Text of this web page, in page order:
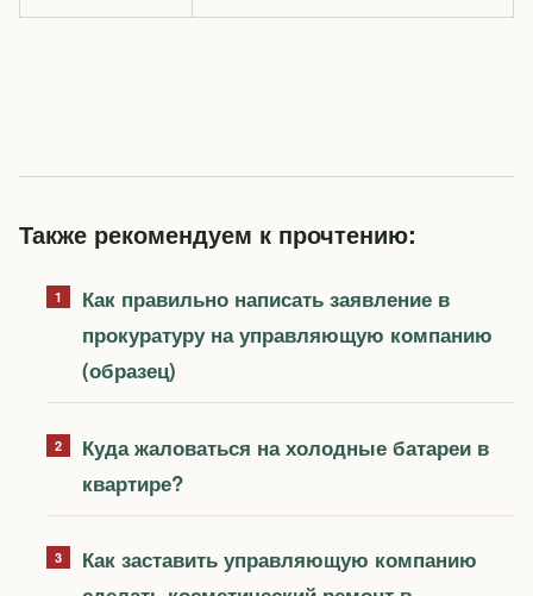
Также рекомендуем к прочтению:
Как правильно написать заявление в
прокуратуру на управляющую компанию
(образец)
Куда жаловаться на холодные батареи в
квартире?
Как заставить управляющую компанию